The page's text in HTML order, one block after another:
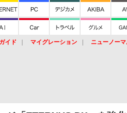
イド マイグレーション ニューノー